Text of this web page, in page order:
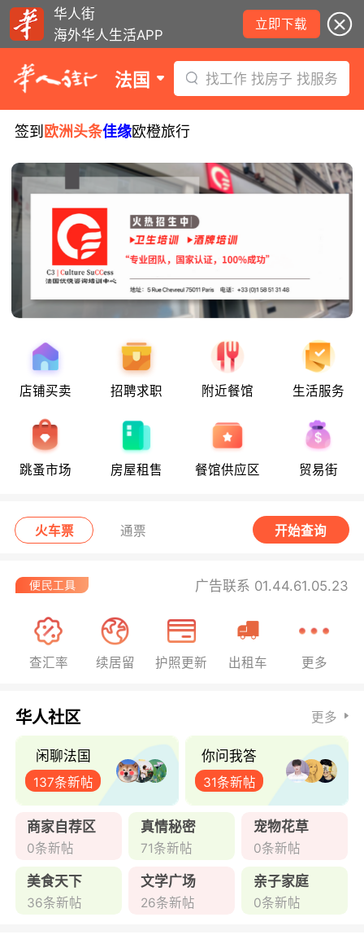
华人街
海外华人生活APP
立即下载
法国 找工作 找房子 找服务
签到 欧洲头条佳缘欧橙旅行
店铺买卖 招聘求职 附近餐馆 生活服务
跳蚤市场 房屋租售 餐馆供应区 贸易街
火车票 通票 开始查询
广告联系 01.44.61.05.23
查汇率 续居留 护照更新 出租车 更多
华人社区 更多
闲聊法国
137条新帖
你问我答
31条新帖
商家自荐区
0条新帖
真情秘密
71条新帖
宠物花草
0条新帖
美食天下
36条新帖
文学广场
26条新帖
亲子家庭
0条新帖